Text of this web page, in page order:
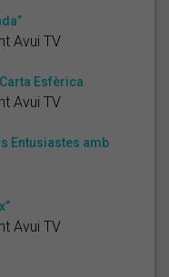
Avui TV
Esfèrica
Avui TV
Entusiastes amb
Avui TV